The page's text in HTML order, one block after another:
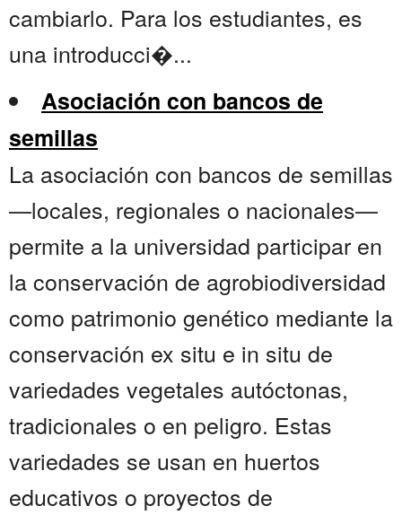
cambiarlo. Para los estudiantes, es
una introducci�...
Asociación con bancos de
semillas
La asociación con bancos de semillas
—locales, regionales o nacionales—
permite a la universidad participar en
la conservación de agrobiodiversidad
como patrimonio genético mediante la
conservación ex situ e in situ de
variedades vegetales autóctonas,
tradicionales o en peligro. Estas
variedades se usan en huertos
educativos o proyectos de